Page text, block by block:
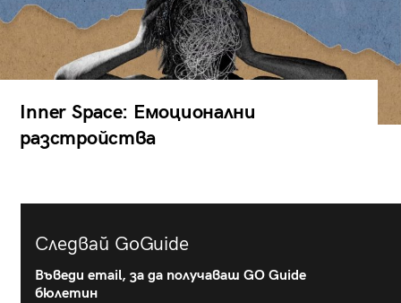
Inner Space: Емоционални
разстройства
Следвай GoGuide
Въведи email, за да получаваш GO Guide
бюлетин